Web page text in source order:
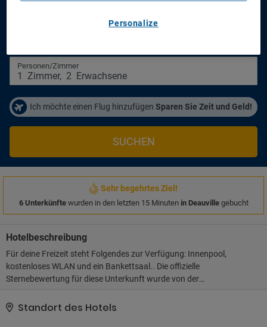
Abreisetag
Personen/Zimmer
1 Zimmer, 2 Erwachsene
Ich möchte einen Flug hinzufügen Sparen Sie Zeit und Geld!
SUCHEN
Sehr begehrtes Ziel!
6 Unterkünftewurden in den letzten 15 Minutenin Deauvillegebucht
Hotelbeschreibung
Für deine Freizeit steht Folgendes zur Verfügung: Innenpool,
kostenloses WLAN und ein Bankettsaal.. Die offizielle
Sternebewertung für diese Unterkunft wurde von der
Zum Angebot gehören eine rund um die Uhr besetzte Rezeption,
Standort des Hotels
Personalize